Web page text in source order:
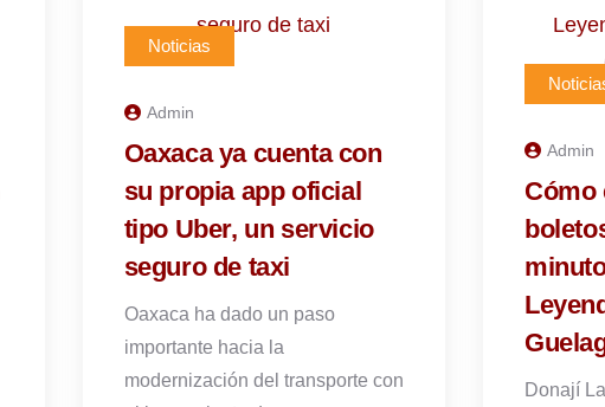
Noticias
Admin
Oaxaca ya cuenta con
su propia app oficial
tipo Uber, un servicio
seguro de taxi
Oaxaca ha dado un paso
importante hacia la
modernización del transporte con
Admin
Cómo
Donají